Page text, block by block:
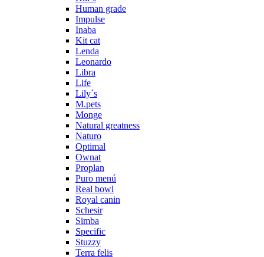
Human grade
Impulse
Inaba
Kit cat
Lenda
Leonardo
Libra
Life
Lily´s
M.pets
Monge
Natural greatness
Naturo
Optimal
Ownat
Proplan
Puro menú
Real bowl
Royal canin
Schesir
Simba
Specific
Stuzzy
Terra felis